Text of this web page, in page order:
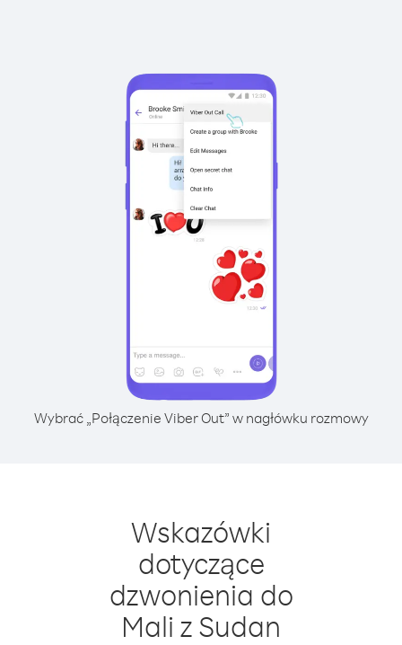
Wybrać „Połączenie Viber Out” w nagłówku rozmowy
Wskazówki
dotyczące
dzwonienia do
Mali z Sudan